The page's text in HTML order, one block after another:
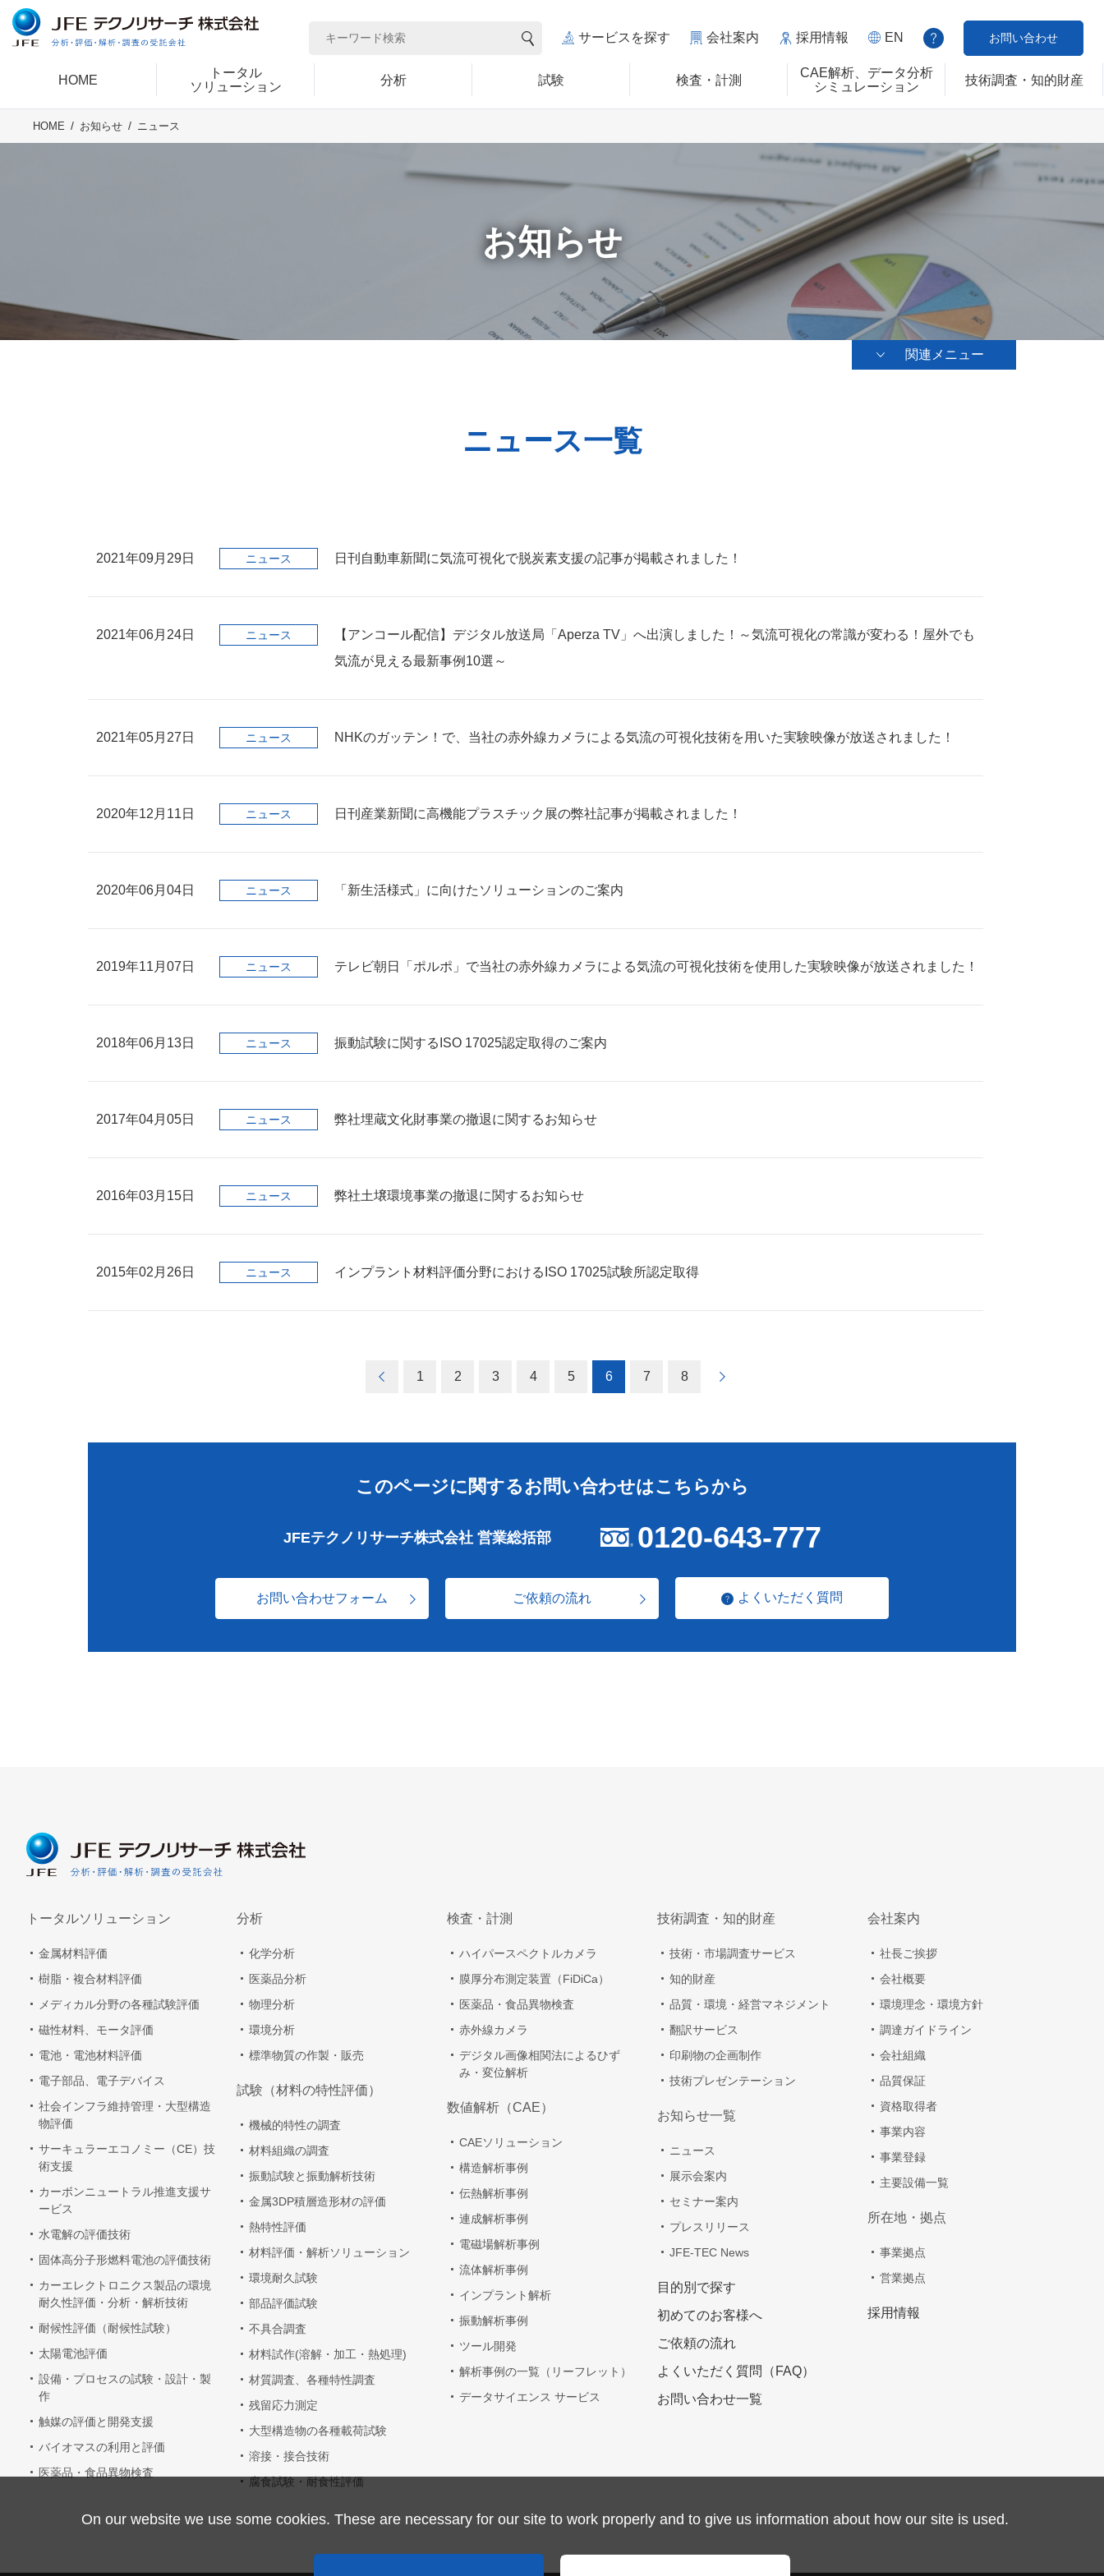
HOME
トータル
ソリューション
分析 試験 検査・計測
CAE解析、データ分析
シミュレーション
技術調査・知的財産
サービスを探す 会社案内 採用情報 EN お問い合わせ
HOME お知らせ ニュース
お知らせ
関連メニュー
ニュース一覧
2021年09月29日 ニュース 日刊自動車新聞に気流可視化で脱炭素支援の記事が掲載されました！
2021年06月24日 ニュース
【アンコール配信】デジタル放送局「Aperza TV」へ出演しました！～気流可視化の常識が変わる！屋外でも
気流が見える最新事例10選～
2021年05月27日 ニュース NHKのガッテン！で、当社の赤外線カメラによる気流の可視化技術を用いた実験映像が放送されました！
2020年12月11日 ニュース 日刊産業新聞に高機能プラスチック展の弊社記事が掲載されました！
2020年06月04日 ニュース 「新生活様式」に向けたソリューションのご案内
2019年11月07日 ニュース テレビ朝日「ポルポ」で当社の赤外線カメラによる気流の可視化技術を使用した実験映像が放送されました！
2018年06月13日 ニュース 振動試験に関するISO 17025認定取得のご案内
2017年04月05日 ニュース 弊社埋蔵文化財事業の撤退に関するお知らせ
2016年03月15日 ニュース 弊社土壌環境事業の撤退に関するお知らせ
2015年02月26日 ニュース インプラント材料評価分野におけるISO 17025試験所認定取得
1 2 3 4 5 6 7 8
このページに関するお問い合わせはこちらから
JFEテクノリサーチ株式会社 営業総括部 0120-643-777
お問い合わせフォーム ご依頼の流れ よくいただく質問
トータルソリューション
金属材料評価
樹脂・複合材料評価
メディカル分野の各種試験評価
磁性材料、モータ評価
電池・電池材料評価
電子部品、電子デバイス
社会インフラ維持管理・大型構造
物評価
サーキュラーエコノミー（CE）技
術支援
カーボンニュートラル推進支援サ
ービス
水電解の評価技術
固体高分子形燃料電池の評価技術
カーエレクトロニクス製品の環境
耐久性評価・分析・解析技術
耐候性評価（耐候性試験）
太陽電池評価
設備・プロセスの試験・設計・製
作
触媒の評価と開発支援
バイオマスの利用と評価
医薬品・食品異物検査
分析
化学分析
医薬品分析
物理分析
環境分析
標準物質の作製・販売
試験（材料の特性評価）
機械的特性の調査
材料組織の調査
振動試験と振動解析技術
金属3DP積層造形材の評価
熱特性評価
材料評価・解析ソリューション
環境耐久試験
部品評価試験
不具合調査
材料試作(溶解・加工・熱処理)
材質調査、各種特性調査
残留応力測定
大型構造物の各種載荷試験
溶接・接合技術
腐食試験・耐食性評価
検査・計測
ハイパースペクトルカメラ
膜厚分布測定装置（FiDiCa）
医薬品・食品異物検査
赤外線カメラ
デジタル画像相関法によるひず
み・変位解析
数値解析（CAE）
CAEソリューション
構造解析事例
伝熱解析事例
連成解析事例
電磁場解析事例
流体解析事例
インプラント解析
振動解析事例
ツール開発
解析事例の一覧（リーフレット）
データサイエンス サービス
技術調査・知的財産
技術・市場調査サービス
知的財産
品質・環境・経営マネジメント
翻訳サービス
印刷物の企画制作
技術プレゼンテーション
お知らせ一覧
ニュース
展示会案内
セミナー案内
プレスリリース
JFE-TEC News
目的別で探す
初めてのお客様へ
ご依頼の流れ
よくいただく質問（FAQ）
お問い合わせ一覧
会社案内
社長ご挨拶
会社概要
環境理念・環境方針
調達ガイドライン
会社組織
品質保証
資格取得者
事業内容
事業登録
主要設備一覧
所在地・拠点
事業拠点
営業拠点
採用情報
On our website we use some cookies. These are necessary for our site to work properly and to give us information about how our site is used.